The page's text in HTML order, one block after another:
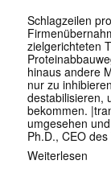
Schlagzeilen
zielgerichteten
hinaus andere
nur zu
destabilisieren,
bekommen.
umgesehen
Ph.D., CEO
Weiterlesen